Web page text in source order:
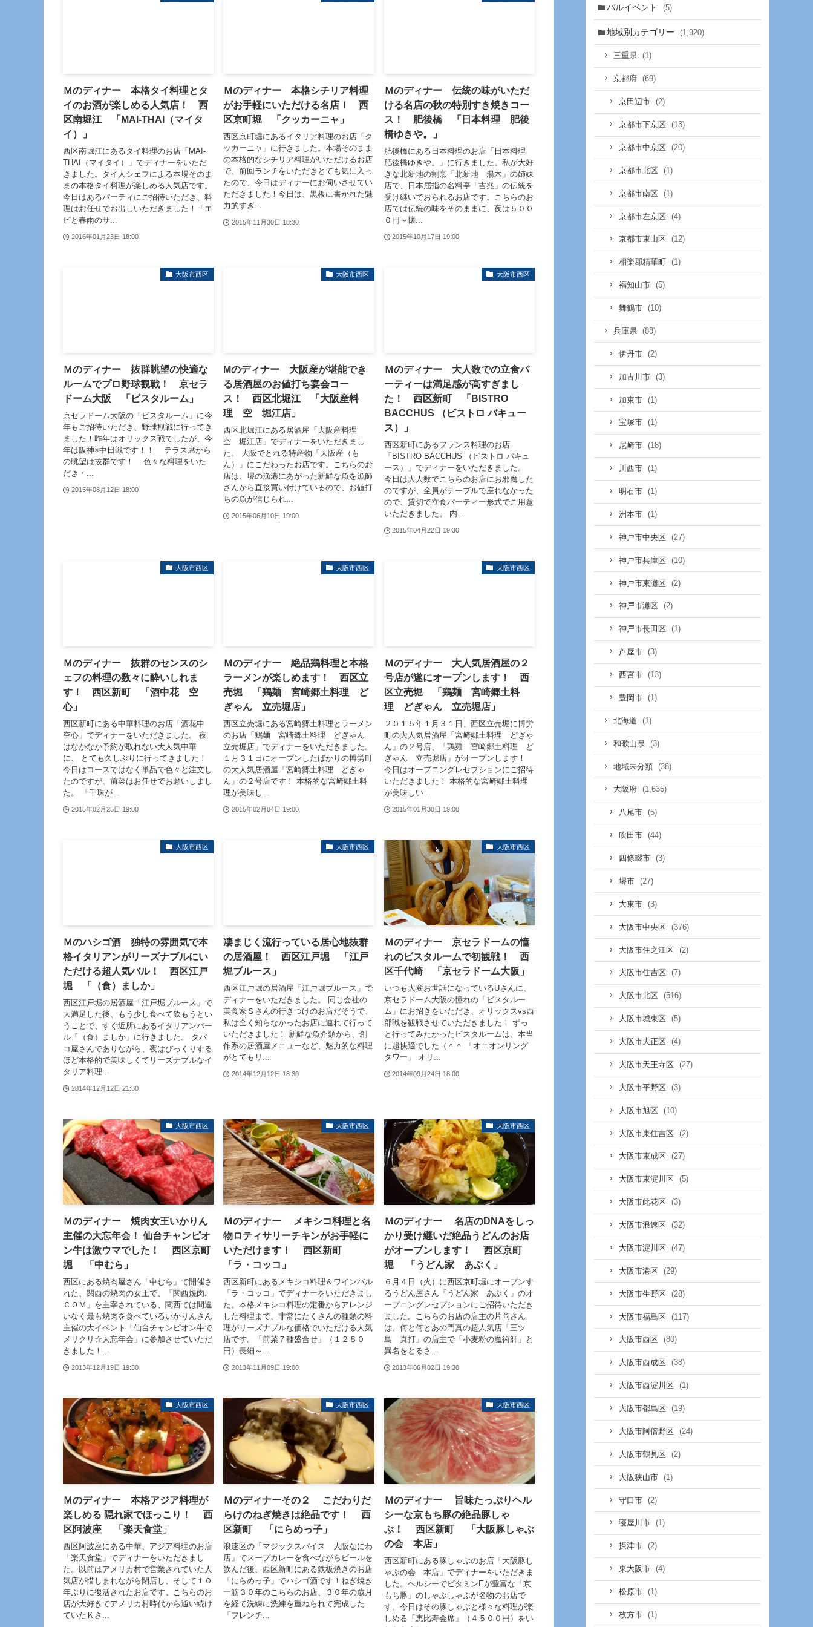
Ｍのディナー 本格タイ料理とタ
イのお酒が楽しめる人気店！ 西
区南堀江 「MAI-THAI（マイタ
イ）」
西区南堀江にあるタイ料理のお店「MAI-
THAI（マイタイ）」でディナーをいただ
きました。タイ人シェフによる本場そのま
まの本格タイ料理が楽しめる人気店です。
今日はあるパーティにご招待いただき、料
理はお任せでお出しいただきました！「エ
ビと春雨のサ...
2016年01月23日 18:00
Ｍのディナー 本格シチリア料理
がお手軽にいただける名店！ 西
区京町堀 「クッカーニャ」
西区京町堀にあるイタリア料理のお店「ク
ッカーニャ」に行きました。本場そのまま
の本格的なシチリア料理がいただけるお店
で、前回ランチをいただきとても気に入っ
たので、今日はディナーにお伺いさせてい
ただきました！今日は、黒板に書かれた魅
力的すぎ...
2015年11月30日 18:30
Ｍのディナー 伝統の味がいただ
ける名店の秋の特別すき焼きコー
ス！ 肥後橋 「日本料理 肥後
橋ゆきや。」
肥後橋にある日本料理のお店「日本料理
肥後橋ゆきや。」に行きました。私が大好
きな北新地の割烹「北新地 湯木」の姉妹
店で、日本屈指の名料亭「吉兆」の伝統を
受け継いでおられるお店です。こちらのお
店では伝統の味をそのままに、夜は５００
０円～懐...
2015年10月17日 19:00
大阪市西区
Ｍのディナー 抜群眺望の快適な
ルームでプロ野球観戦！ 京セラ
ドーム大阪 「ビスタルーム」
京セラドーム大阪の「ビスタルーム」に今
年もご招待いただき、野球観戦に行ってき
ました！昨年はオリックス戦でしたが、今
年は阪神×中日戦です！！ テラス席から
の眺望は抜群です！ 色々な料理をいた
だき・...
2015年08月12日 18:00
大阪市西区
Mのディナー 大阪産が堪能でき
る居酒屋のお値打ち宴会コー
ス！ 西区北堀江 「大阪産料
理 空 堀江店」
西区北堀江にある居酒屋「大阪産料理
空 堀江店」でディナーをいただきまし
た。 大阪でとれる特産物「大阪産（も
ん）」にこだわったお店です。こちらのお
店は、堺の漁港にあがった新鮮な魚を漁師
さんから直接買い付けているので、お値打
ちの魚が信じられ...
2015年06月10日 19:00
大阪市西区
Ｍのディナー 大人数での立食パ
ーティーは満足感が高すぎまし
た！ 西区新町 「BISTRO
BACCHUS （ビストロ バキュー
ス）」
西区新町にあるフランス料理のお店
「BISTRO BACCHUS （ビストロ バキュ
ース）」でディナーをいただきました。
今日は大人数でこちらのお店にお邪魔した
のですが、全員がテーブルで座れなかった
ので、貸切で立食パーティー形式でご用意
いただきました。 内...
2015年04月22日 19:30
大阪市西区
Ｍのディナー 抜群のセンスのシ
ェフの料理の数々に酔いしれま
す！ 西区新町 「酒中花 空
心」
西区新町にある中華料理のお店「酒花中
空心」でディナーをいただきました。 夜
はなかなか予約が取れない大人気中華
に、 とても久しぶりに行ってきました！
今日はコースではなく単品で色々と注文し
たのですが、前菜はお任せでお願いしまし
た。 「千珠が...
2015年02月25日 19:00
大阪市西区
Ｍのディナー 絶品鶏料理と本格
ラーメンが楽しめます！ 西区立
売堀 「鶏麺 宮崎郷土料理 ど
ぎゃん 立売堀店」
西区立売堀にある宮崎郷土料理とラーメン
のお店「鶏麺 宮崎郷土料理 どぎゃん
立売堀店」でディナーをいただきました。
１月３１日にオープンしたばかりの博労町
の大人気居酒屋「宮崎郷土料理 どぎゃ
ん」の２号店です！ 本格的な宮崎郷土料
理が美味し...
2015年02月04日 19:00
大阪市西区
Ｍのディナー 大人気居酒屋の２
号店が遂にオープンします！ 西
区立売堀 「鶏麺 宮崎郷土料
理 どぎゃん 立売堀店」
２０１５年１月３１日、西区立売堀に博労
町の大人気居酒屋「宮崎郷土料理 どぎゃ
ん」の２号店、「鶏麺 宮崎郷土料理 ど
ぎゃん 立売堀店」がオープンします！
今日はオープニングレセプションにご招待
いただきました！ 本格的な宮崎郷土料理
が美味しい...
2015年01月30日 19:00
大阪市西区
Ｍのハシゴ酒 独特の雰囲気で本
格イタリアンがリーズナブルにい
ただける超人気バル！ 西区江戸
堀 「（食）ましか」
西区江戸堀の居酒屋「江戸堀ブルース」で
大満足した後、もう少し食べて飲もうとい
うことで、すぐ近所にあるイタリアンバー
ル「（食）ましか」に行きました。 タバ
コ屋さんでありながら、夜はびっくりする
ほど本格的で美味しくてリーズナブルなイ
タリア料理...
2014年12月12日 21:30
大阪市西区
凄まじく流行っている居心地抜群
の居酒屋！ 西区江戸堀 「江戸
堀ブルース」
西区江戸堀の居酒屋「江戸堀ブルース」で
ディナーをいただきました。 同じ会社の
美食家Ｓさんの行きつけのお店だそうで、
私は全く知らなかったお店に連れて行って
いただきました！ 新鮮な魚介類から、創
作系の居酒屋メニューなど、魅力的な料理
がとてもリ...
2014年12月12日 18:30
大阪市西区
Ｍのディナー 京セラドームの憧
れのビスタルームで初観戦！ 西
区千代崎 「京セラドーム大阪」
いつも大変お世話になっているUさんに、
京セラドーム大阪の憧れの「ビスタルー
ム」にお招きをいただき、オリックスvs西
部戦を観戦させていただきました！ ずっ
と行ってみたかったビスタルームは、本当
に超快適でした（＾＾ 「オニオンリング
タワー」 オリ...
2014年09月24日 18:00
大阪市西区
Ｍのディナー 焼肉女王いかりん
主催の大忘年会！ 仙台チャンピオ
ン牛は激ウマでした！ 西区京町
堀 「中むら」
西区にある焼肉屋さん「中むら」で開催さ
れた、関西の焼肉の女王で、「関西焼肉.
ＣＯＭ」を主宰されている、関西では間違
いなく最も焼肉を食べているいかりんさん
主催の大イベント「仙台チャンピオン牛で
メリクリ☆大忘年会」に参加させていただ
きました！...
2013年12月19日 19:30
大阪市西区
Ｍのディナー メキシコ料理と名
物ロティサリーチキンがお手軽に
いただけます！ 西区新町
「ラ・コッコ」
西区新町にあるメキシコ料理＆ワインバル
「ラ・コッコ」でディナーをいただきまし
た。本格メキシコ料理の定番からアレンジ
した料理まで、非常にたくさんの種類の料
理がリーズナブルな価格でいただける人気
店です。「前菜７種盛合せ」（１２８０
円）長細～...
2013年11月09日 19:00
大阪市西区
Ｍのディナー 名店のDNAをしっ
かり受け継いだ絶品うどんのお店
がオープンします！ 西区京町
堀 「うどん家 あぶく」
６月４日（火）に西区京町堀にオープンす
るうどん屋さん「うどん家 あぶく」のオ
ープニングレセプションにご招待いただき
ました。こちらのお店の店主の片岡さん
は、何と何とあの門真の超人気店「三ツ
島 真打」の店主で「小麦粉の魔術師」と
異名をとるさ...
2013年06月02日 19:30
大阪市西区
Ｍのディナー 本格アジア料理が
楽しめる 隠れ家でほっこり！ 西
区阿波座 「楽天食堂」
西区阿波座にある中華、アジア料理のお店
「楽天食堂」でディナーをいただきまし
た。以前はアメリカ村で営業されていた人
気店が惜しまれながら閉店し、そして１０
年ぶりに復活されたお店です。こちらのお
店が大好きでアメリカ村時代から通い続け
ていたＫさ...
大阪市西区
Ｍのディナーその２ こだわりだ
らけのねぎ焼きは絶品です！ 西
区新町 「にらめっ子」
浪速区の「マジックスパイス 大阪なにわ
店」でスープカレーを食べながらビールを
飲んだ後、西区新町にある鉄板焼きのお店
「にらめっ子」でハシゴ酒です！ねぎ焼き
一筋３０年のこちらのお店、３０年の歳月
を経て洗練に洗練を重ねられて完成した
「フレンチ...
大阪市西区
Ｍのディナー 旨味たっぷりヘル
シーな京もち豚の絶品豚しゃ
ぶ！ 西区新町 「大阪豚しゃぶ
の会 本店」
西区新町にある豚しゃぶのお店「大阪豚し
ゃぶの会 本店」でディナーをいただきま
した。ヘルシーでビタミンEが豊富な「京
もち豚」のしゃぶしゃぶが名物のお店で
す。今日はその豚しゃぶと様々な料理が楽
しめる「恵比寿会席」（４５００円）をい
バルイベント (5)
地域別カテゴリー (1,920)
三重県 (1)
京都府 (69)
京田辺市 (2)
京都市下京区 (13)
京都市中京区 (20)
京都市北区 (1)
京都市南区 (1)
京都市左京区 (4)
京都市東山区 (12)
相楽郡精華町 (1)
福知山市 (5)
舞鶴市 (10)
兵庫県 (88)
伊丹市 (2)
加古川市 (3)
加東市 (1)
宝塚市 (1)
尼崎市 (18)
川西市 (1)
明石市 (1)
洲本市 (1)
神戸市中央区 (27)
神戸市兵庫区 (10)
神戸市東灘区 (2)
神戸市灘区 (2)
神戸市長田区 (1)
芦屋市 (3)
西宮市 (13)
豊岡市 (1)
北海道 (1)
和歌山県 (3)
地域未分類 (38)
大阪府 (1,635)
八尾市 (5)
吹田市 (44)
四條畷市 (3)
堺市 (27)
大東市 (3)
大阪市中央区 (376)
大阪市住之江区 (2)
大阪市住吉区 (7)
大阪市北区 (516)
大阪市城東区 (5)
大阪市大正区 (4)
大阪市天王寺区 (27)
大阪市平野区 (3)
大阪市旭区 (10)
大阪市東住吉区 (2)
大阪市東成区 (27)
大阪市東淀川区 (5)
大阪市此花区 (3)
大阪市浪速区 (32)
大阪市淀川区 (47)
大阪市港区 (29)
大阪市生野区 (28)
大阪市福島区 (117)
大阪市西区 (80)
大阪市西成区 (38)
大阪市西淀川区 (1)
大阪市都島区 (19)
大阪市阿倍野区 (24)
大阪市鶴見区 (2)
大阪狭山市 (1)
守口市 (2)
寝屋川市 (1)
摂津市 (2)
東大阪市 (4)
松原市 (1)
枚方市 (1)